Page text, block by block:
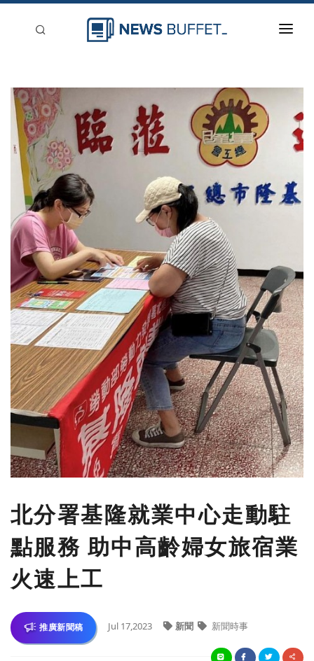
新聞稿分類
登入
刊登
北分署基隆就業中心走動駐
點服務 助中高齡婦女旅宿業
火速上工
推廣新聞稿 Jul 17,2023 新聞 新聞時事